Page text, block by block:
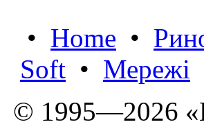
• Home •
Soft • Мережі
© 1995—2026